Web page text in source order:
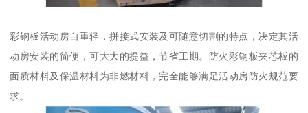
彩钢板活动房自重轻，拼接式安装及可随意切割的特点，决定其活
动房安装的简便，可大大的提益，节省工期。防火彩钢板夹芯板的
面质材料及保温材料为非燃材料，完全能够满足活动房防火规范要
求。